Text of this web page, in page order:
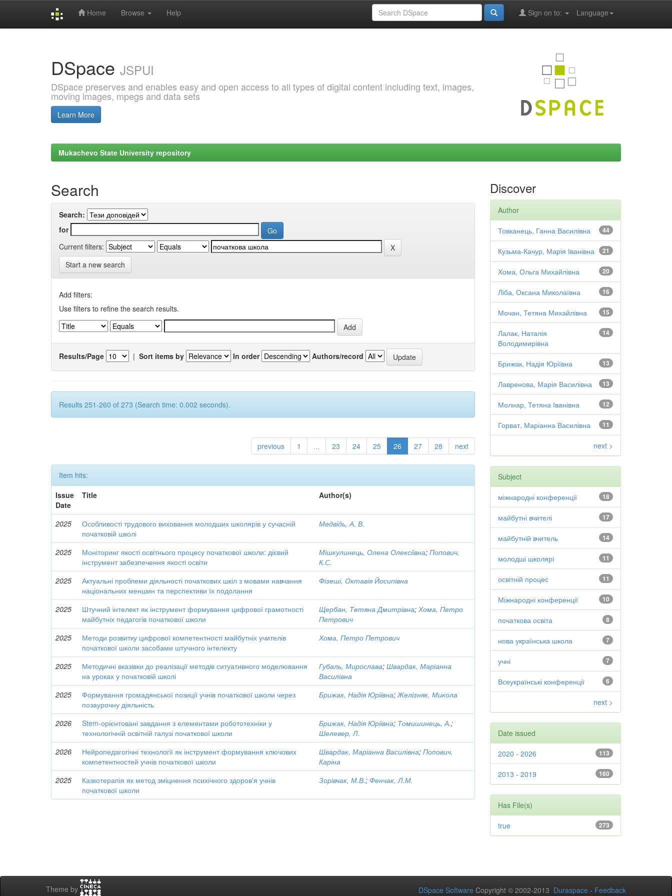
Home Browse Help Language
Sign on to:
DSpace JSPUI
DSpace preserves and enables easy and open access to all types of digital content including text, images,
moving images, mpegs and data sets
Learn More
Mukachevo State University repository
Search
Search:
for
Current filters:
Start a new search
Add filters:
Use filters to refine the search results.
Results/Page | Sort items by In order Authors/record
Results 251-260 of 273 (Search time: 0.002 seconds).
previous 1 ... 23 24 25 26 27 28 next
Item hits:
Issue
Date
Title Author(s)
2025
Особливості трудового виховання молодших школярів у сучасній
початковій школі
Медвідь, А. В.
2025
Моніторинг якості освітнього процесу початкової школи: дієвий
інструмент забезпечення якості освіти
Мішкулинець, Олена Олексіївна;Попович,
К.С.
2025
Актуальні проблеми діяльності початкових шкіл з мовами навчання
національних меншин та перспективи їх подолання
Фізеші, Октавія Йосипівна
2025
Штучний інтелект як інструмент формування цифрової грамотності
майбутніх педагогів початкової школи
Щербан, Тетяна Дмитрівна;Хома, Петро
Петрович
2025
Методи розвитку цифрової компетентності майбутніх учителів
початкової школи засобами штучного інтелекту
Хома, Петро Петрович
2025
Методичні вказівки до реалізації методів ситуативного моделювання
на уроках у початковій школі
Губаль, Мирослава;Швардак, Маріанна
Василівна
2025
Формування громадянської позиції учнів початкової школи через
позаурочну діяльність
Брижак, Надія Юріївна;Желізняк, Микола
2026
Stem-орієнтовані завдання з елементами робототехніки у
технологічній освітній галузі початкової школи
Брижак, Надія Юріївна; Томишинець, А.;
Шелевер, Л.
2026
Нейропедагогічні технології як інструмент формування ключових
компетентностей учнів початкової школи
Швардак, Маріанна Василівна;Попович,
Каріна
2025
Казкотерапія як метод зміцнення психічного здоров'я учнів
початкової школи
Зорівчак, М.В.;Фенчак, Л.М.
Discover
Author
44
Товканець, Ганна Василівна
21
Кузьма-Качур, Марія Іванівна
20
Хома, Ольга Михайлівна
16
Ліба, Оксана Миколаївна
15
Мочан, Тетяна Михайлівна
14
Лалак, Наталія
Володимирівна
13
Брижак, Надія Юріївна
13
Лавренова, Марія Василівна
12
Молнар, Тетяна Іванівна
11
Горват, Маріанна Василівна
next >
Subject
18
міжнародні конференції
17
майбутні вчителі
14
майбутній вчитель
11
молодші школярі
11
освітній процес
10
Міжнародні конференції
8
початкова освіта
7
нова українська школа
7
учні
6
Всеукраїнські конференції
next >
Date issued
113
2020 - 2026
160
2013 - 2019
Has File(s)
273
true
Theme by DSpace Software Copyright © 2002-2013 Duraspace - Feedback